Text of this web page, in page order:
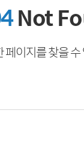
Not
페이지를 찾을